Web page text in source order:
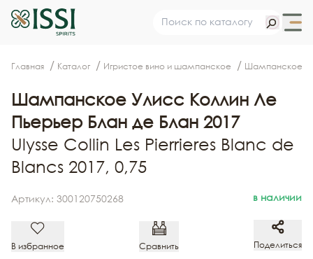
Главная Каталог Игристое вино и шампанское Шампанское
Шампанское Улисс Коллин Ле
Пьерьер Блан де Блан 2017
Ulysse Collin Les Pierrieres Blanc de
Blancs 2017, 0,75
Артикул: 300120750268 в наличии
В избранное Сравнить Поделиться